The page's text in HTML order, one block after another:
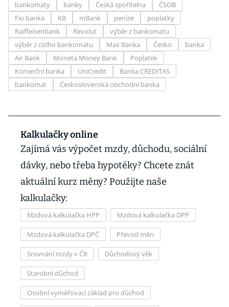
bankomaty banky Česká spořitelna
ČSOB
Fio banka
KB mBank peníze
poplatky
Raiffeisenbank
Revolut
výběr z bankomatu
výběr z cizího bankomatu
Max Banka Česko
banka
Air Bank
Moneta Money Bank
Poplatek
Komerční banka
UniCredit
Banka CREDITAS
bankomat
Československá obchodní banka
Kalkulačky online
Zajímá vás výpočet mzdy, důchodu, sociální
dávky, nebo třeba hypotéky? Chcete znát
aktuální kurz měny? Použijte naše
kalkulačky:
Mzdová kalkulačka HPP Mzdová kalkulačka DPP
Mzdová kalkulačka DPČ Převod měn
Srovnání mzdy v ČR Důchodový věk
Starobní důchod
Osobní vyměřovací základ pro důchod